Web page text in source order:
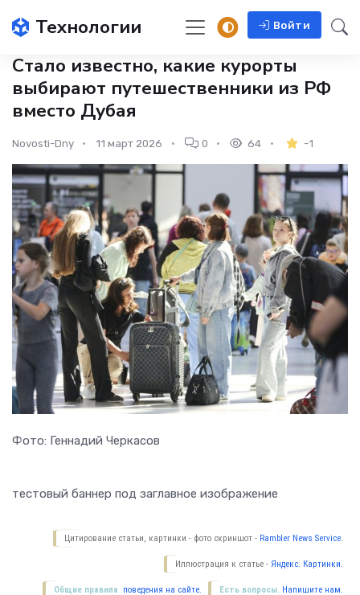
Технологии Войти
Стало известно, какие курорты
выбирают путешественники из РФ
вместо Дубая
Novosti-Dny 11 март 2026 0 64 -1
Фото: Геннадий Черкасов
тестовый баннер под заглавное изображение
Цитирование статьи, картинки - фото скриншот - Rambler News Service.
Иллюстрация к статье - Яндекс. Картинки.
Есть вопросы. Напишите нам.
Общие правила поведения на сайте.